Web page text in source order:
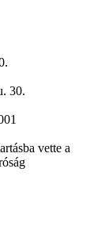
30.
vette a